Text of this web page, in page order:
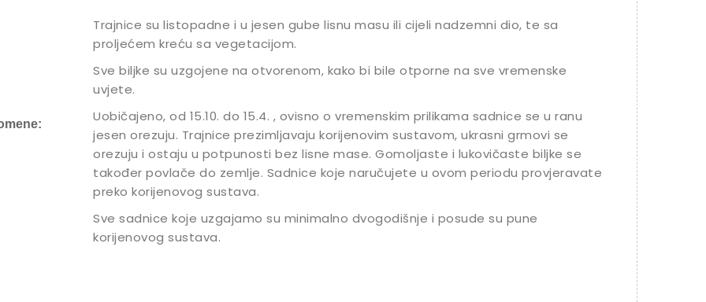
Trajnice su listopadne i u jesen gube lisnu masu ili cijeli nadzemni dio, te sa
proljećem kreću sa vegetacijom.
Sve biljke su uzgojene na otvorenom, kako bi bile otporne na sve vremenske
uvjete.
Uobičajeno, od 15.10. do 15.4. , ovisno o vremenskim prilikama sadnice se u ranu
jesen orezuju. Trajnice prezimljavaju korijenovim sustavom, ukrasni grmovi se
orezuju i ostaju u potpunosti bez lisne mase. Gomoljaste i lukovičaste biljke se
također povlače do zemlje. Sadnice koje naručujete u ovom periodu provjeravate
preko korijenovog sustava.
Sve sadnice koje uzgajamo su minimalno dvogodišnje i posude su pune
korijenovog sustava.